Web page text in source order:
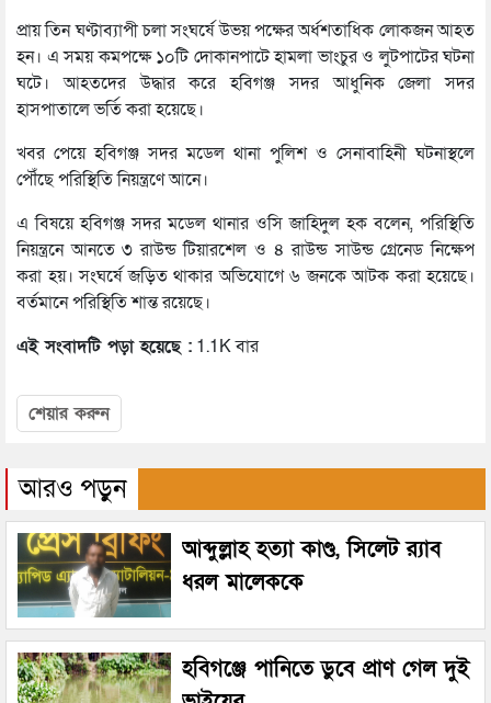
প্রায় তিন ঘণ্টাব্যাপী চলা সংঘর্ষে উভয় পক্ষের অর্ধশতাধিক লোকজন আহত
হন। এ সময় কমপক্ষে ১০টি দোকানপাটে হামলা ভাংচুর ও লুটপাটের ঘটনা
ঘটে। আহতদের উদ্ধার করে হবিগঞ্জ সদর আধুনিক জেলা সদর
হাসপাতালে ভর্তি করা হয়েছে।
খবর পেয়ে হবিগঞ্জ সদর মডেল থানা পুলিশ ও সেনাবাহিনী ঘটনাস্থলে
পৌঁছে পরিস্থিতি নিয়ন্ত্রণে আনে।
এ বিষয়ে হবিগঞ্জ সদর মডেল থানার ওসি জাহিদুল হক বলেন, পরিস্থিতি
নিয়ন্ত্রনে আনতে ৩ রাউন্ড টিয়ারশেল ও ৪ রাউন্ড সাউন্ড গ্রেনেড নিক্ষেপ
করা হয়। সংঘর্ষে জড়িত থাকার অভিযোগে ৬ জনকে আটক করা হয়েছে।
বর্তমানে পরিস্থিতি শান্ত রয়েছে।
এই সংবাদটি পড়া হয়েছে : 1.1K বার
শেয়ার করুন
আরও পড়ুন
আব্দুল্লাহ হত্যা কাণ্ড, সিলেট র‌্যাব
ধরল মালেককে
হবিগঞ্জে পানিতে ডুবে প্রাণ গেল দুই